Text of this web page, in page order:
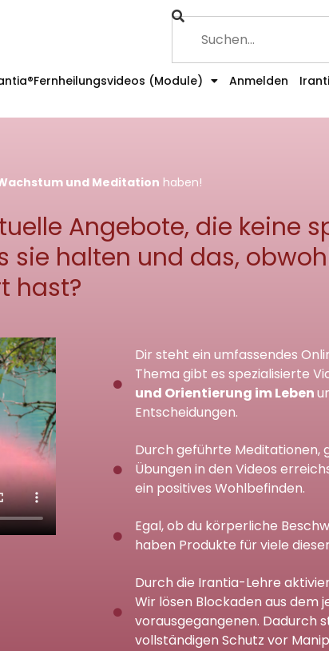
(Module) Anmelden
und Meditation haben!
Angebote, die keine
sie halten und das,
hast?
Dir steht ein umfassendes
Thema gibt es spezialisierte
und Orientierung im Leben
Entscheidungen.
Durch geführte Meditationen,
Übungen in den Videos
ein positives Wohlbefinden.
Egal, ob du körperliche
haben Produkte für viele
Durch die Irantia-Lehre
Wir lösen Blockaden aus dem
vorausgegangenen. Dadurch
vollständigen Schutz vor